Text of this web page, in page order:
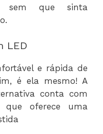
sem que sinta
LED
e rápida de
é ela mesmo! A
conta com
que oferece uma